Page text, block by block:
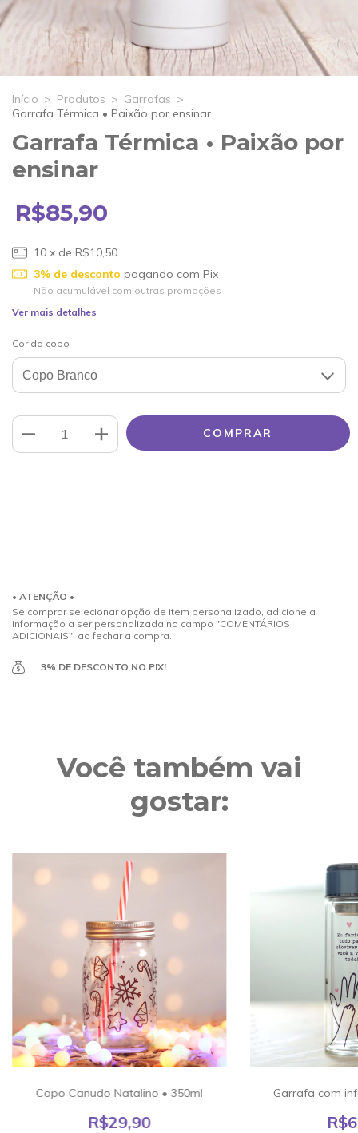
Início > Produtos > Garrafas >
Garrafa Térmica • Paixão por ensinar
Garrafa Térmica • Paixão por
ensinar
R$85,90
10 x de R$10,50
3% de desconto pagando com Pix
Não acumulável com outras promoções
Ver mais detalhes
Cor do copo
• ATENÇÃO •
Se comprar selecionar opção de item personalizado, adicione a
informação a ser personalizada no campo "COMENTÁRIOS
ADICIONAIS", ao fechar a compra.
3% DE DESCONTO NO PIX!
Você também vai
gostar:
Copo Canudo Natalino • 350ml
R$29,90
Garrafa com